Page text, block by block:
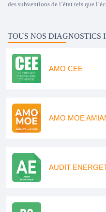
des subventions de l’état tels que
TOUS NOS DIAGNOSTICS
AMO CEE
AMO MOE
AUDIT